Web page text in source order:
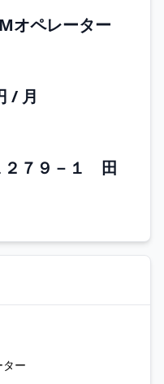
オペレーター
/ 月
２７９－１ 田
ー